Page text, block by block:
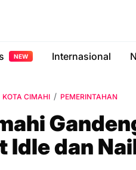
NEW Internasional
KOTA CIMAHI PEMERINTAHAN
Idle dan